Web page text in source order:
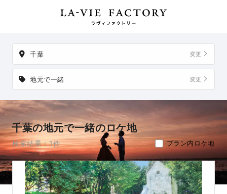
出張撮影も可能です。
千葉 変更
地元で一緒 変更
千葉の地元で一緒のロケ地
検索結果：1件 プラン内ロケ地